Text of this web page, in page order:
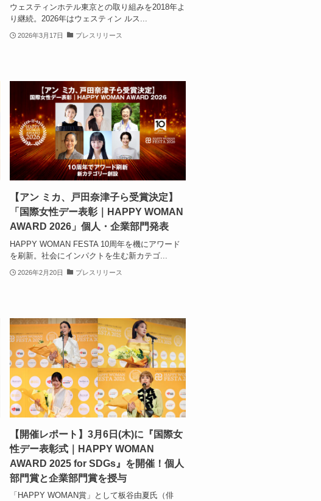
ウェスティンホテル東京との取り組みを2018年よ
り継続。2026年はウェスティン ルス...
2026年3月17日 プレスリリース
【アン ミカ、戸田奈津子ら受賞決定】
「国際女性デー表彰｜HAPPY WOMAN
AWARD 2026」個人・企業部門発表
HAPPY WOMAN FESTA 10周年を機にアワード
を刷新。社会にインパクトを生む新カテゴ...
2026年2月20日 プレスリリース
【開催レポート】3⽉6⽇(木)に『国際⼥
性デー表彰式｜HAPPY WOMAN
AWARD 2025 for SDGs』を開催！個⼈
部⾨賞と企業部⾨賞を授与
「HAPPY WOMAN賞」として板谷由夏氏（俳